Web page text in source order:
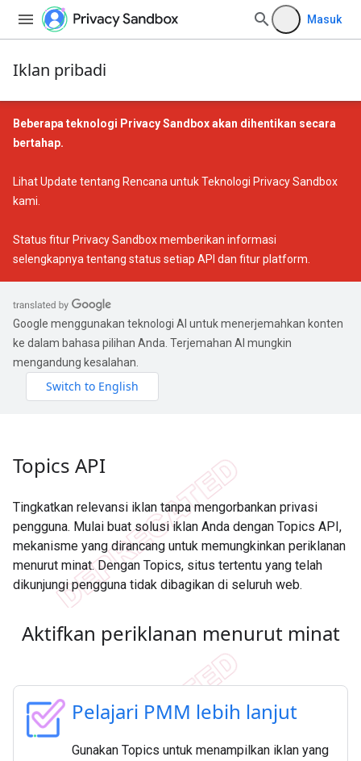
Masuk
Iklan pribadi
Beberapa teknologi Privacy Sandbox akan dihentikan secara
bertahap.
LihatUpdate tentang Rencana untuk Teknologi Privacy Sandbox
kami.
Status fitur Privacy Sandboxmemberikan informasi
selengkapnya tentang status setiap API dan fitur platform.
Google menggunakan teknologi AI untuk menerjemahkan konten
ke dalam bahasa pilihan Anda. Terjemahan AI mungkin
mengandung kesalahan.
Topics API
Tingkatkan relevansi iklan tanpa mengorbankan privasi
pengguna. Mulai buat solusi iklan Anda dengan Topics API,
mekanisme yang dirancang untuk memungkinkan periklanan
menurut minat. Dengan Topics, situs tertentu yang telah
dikunjungi pengguna tidak dibagikan di seluruh web.
Aktifkan periklanan menurut minat
Pelajari PMM lebih lanjut
Gunakan Topics untuk menampilkan iklan yang